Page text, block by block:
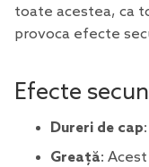
toate acestea, ca
provoca efecte
Efecte
Dureri de cap
Greață: